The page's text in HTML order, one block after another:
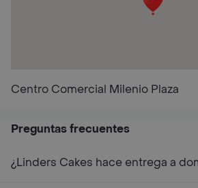
Centro Comercial Milenio Plaza
Preguntas frecuentes
¿Linders Cakes hace entrega a